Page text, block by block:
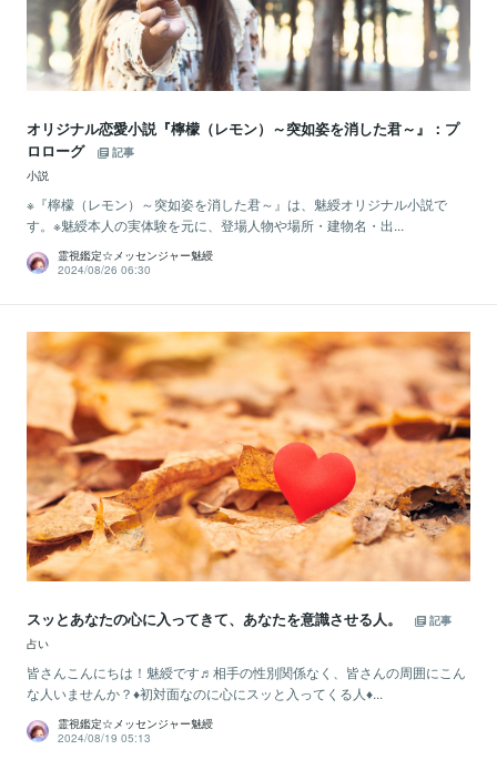
オリジナル恋愛小説『檸檬（レモン）～突如姿を消した君～』：プ
ロローグ
記事
小説
※『檸檬（レモン）～突如姿を消した君～』は、魅綬オリジナル小説で
す。※魅綬本人の実体験を元に、登場人物や場所・建物名・出...
霊視鑑定☆メッセンジャー魅綬
2024/08/26 06:30
スッとあなたの心に入ってきて、あなたを意識させる人。
記事
占い
皆さんこんにちは！魅綬です♬相手の性別関係なく、皆さんの周囲にこん
な人いませんか？♦初対面なのに心にスッと入ってくる人♦...
霊視鑑定☆メッセンジャー魅綬
2024/08/19 05:13